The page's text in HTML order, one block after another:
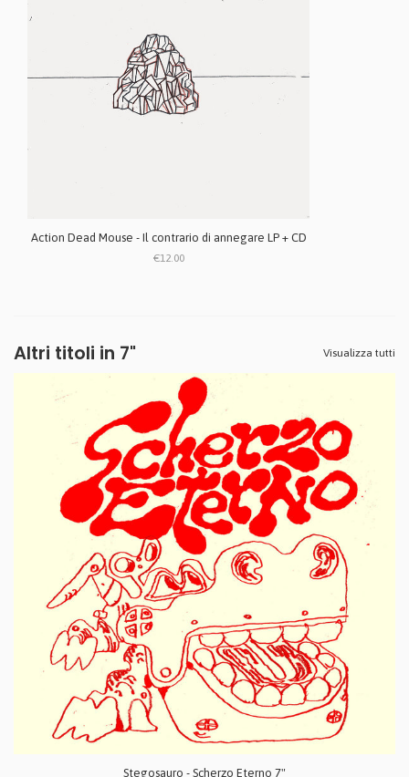
Action Dead Mouse - Il contrario di annegare LP + CD
€12.00
Altri titoli in 7" Visualizza tutti
Stegosauro - Scherzo Eterno 7"